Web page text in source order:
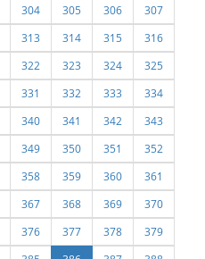
304 305 306
307
313 314 315
316
322 323 324
325
331 332 333
334
340 341 342
343
349 350 351
352
358 359 360
361
367 368 369
370
376 377 378
379